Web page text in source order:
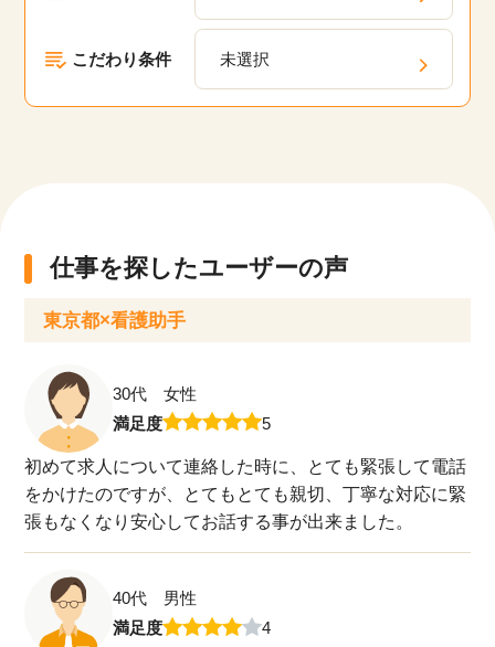
こだわり条件 未選択
仕事を探したユーザーの声
東京都×看護助手
30代 女性
満足度
5
初めて求人について連絡した時に、とても緊張して電話
をかけたのですが、とてもとても親切、丁寧な対応に緊
張もなくなり安心してお話する事が出来ました。
40代 男性
満足度
4